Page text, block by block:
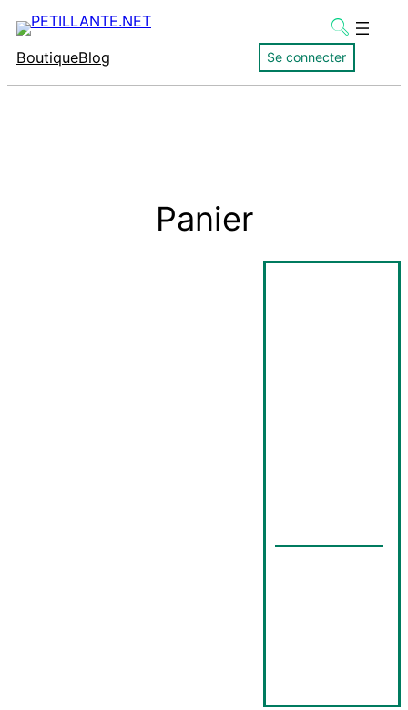
Aller
au
contenu
BoutiqueBlog Se connecter
Panier